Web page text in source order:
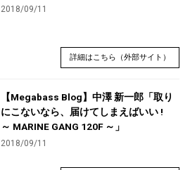
2018/09/11
詳細はこちら（外部サイト）
【Megabass Blog】中澤 新一郎「取り
にこないなら、届けてしまえばいい !
～ MARINE GANG 120F ～」
2018/09/11